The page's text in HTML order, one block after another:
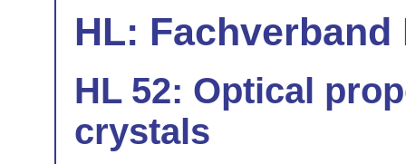
HL:
HL 52: Optical
crystals